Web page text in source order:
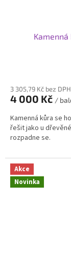
produktu
je
z
5
hvězdiček.
3 305,79 Kč bez DPH
4 000 Kč /
Kamenná kůra se
řešit jako u
rozpadne se.
Akce
Novinka